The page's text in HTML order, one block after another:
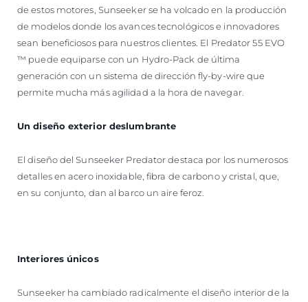
de estos motores, Sunseeker se ha volcado en la producción
de modelos donde los avances tecnológicos e innovadores
sean beneficiosos para nuestros clientes. El Predator 55 EVO
™ puede equiparse con un Hydro-Pack de última
generación con un sistema de dirección fly-by-wire que
permite mucha más agilidad a la hora de navegar.
Un diseño exterior deslumbrante
El diseño del Sunseeker Predator destaca por los numerosos
detalles en acero inoxidable, fibra de carbono y cristal, que,
en su conjunto, dan al barco un aire feroz.
Interiores únicos
Sunseeker ha cambiado radicalmente el diseño interior de la